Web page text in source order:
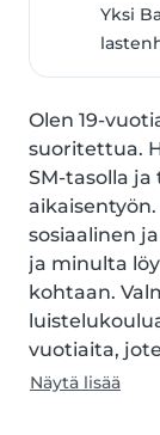
Yksi
Olen 19-
suoritettua.
SM-tasolla
sosiaalinen
ja minulta
kohtaan.
vuotiaita,
Näytä lisää